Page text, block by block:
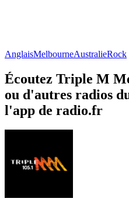
AnglaisMelbourneAustralieRock
Écoutez Triple M
ou d'autres radios
l'app de radio.fr